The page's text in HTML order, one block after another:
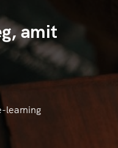
amit
learning